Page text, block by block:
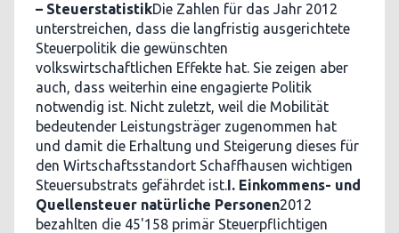
– SteuerstatistikDie Zahlen für das Jahr 2012
unterstreichen, dass die langfristig ausgerichtete
Steuerpolitik die gewünschten
volkswirtschaftlichen Effekte hat. Sie zeigen aber
auch, dass weiterhin eine engagierte Politik
notwendig ist. Nicht zuletzt, weil die Mobilität
bedeutender Leistungsträger zugenommen hat
und damit die Erhaltung und Steigerung dieses für
den Wirtschaftsstandort Schaffhausen wichtigen
Steuersubstrats gefährdet ist.I. Einkommens- und
Quellensteuer natürliche Personen2012
bezahlten die 45'158 primär Steuerpflichtigen